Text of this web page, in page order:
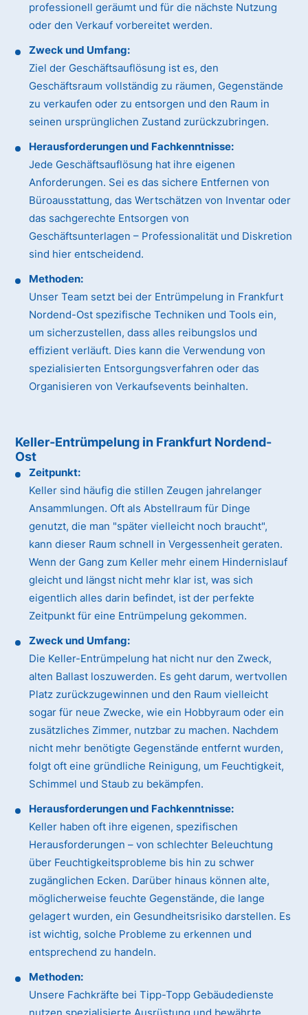
professionell geräumt und für die nächste Nutzung
oder den Verkauf vorbereitet werden.
Zweck und Umfang:
Ziel der Geschäftsauflösung ist es, den
Geschäftsraum vollständig zu räumen, Gegenstände
zu verkaufen oder zu entsorgen und den Raum in
seinen ursprünglichen Zustand zurückzubringen.
Herausforderungen und Fachkenntnisse:
Jede Geschäftsauflösung hat ihre eigenen
Anforderungen. Sei es das sichere Entfernen von
Büroausstattung, das Wertschätzen von Inventar oder
das sachgerechte Entsorgen von
Geschäftsunterlagen – Professionalität und Diskretion
sind hier entscheidend.
Methoden:
Unser Team setzt bei der Entrümpelung in Frankfurt
Nordend-Ost spezifische Techniken und Tools ein,
um sicherzustellen, dass alles reibungslos und
effizient verläuft. Dies kann die Verwendung von
spezialisierten Entsorgungsverfahren oder das
Organisieren von Verkaufsevents beinhalten.
Keller-Entrümpelung in Frankfurt Nordend-
Ost
Zeitpunkt:
Keller sind häufig die stillen Zeugen jahrelanger
Ansammlungen. Oft als Abstellraum für Dinge
genutzt, die man "später vielleicht noch braucht",
kann dieser Raum schnell in Vergessenheit geraten.
Wenn der Gang zum Keller mehr einem Hindernislauf
gleicht und längst nicht mehr klar ist, was sich
eigentlich alles darin befindet, ist der perfekte
Zeitpunkt für eine Entrümpelung gekommen.
Zweck und Umfang:
Die Keller-Entrümpelung hat nicht nur den Zweck,
alten Ballast loszuwerden. Es geht darum, wertvollen
Platz zurückzugewinnen und den Raum vielleicht
sogar für neue Zwecke, wie ein Hobbyraum oder ein
zusätzliches Zimmer, nutzbar zu machen. Nachdem
nicht mehr benötigte Gegenstände entfernt wurden,
folgt oft eine gründliche Reinigung, um Feuchtigkeit,
Schimmel und Staub zu bekämpfen.
Herausforderungen und Fachkenntnisse:
Keller haben oft ihre eigenen, spezifischen
Herausforderungen – von schlechter Beleuchtung
über Feuchtigkeitsprobleme bis hin zu schwer
zugänglichen Ecken. Darüber hinaus können alte,
möglicherweise feuchte Gegenstände, die lange
gelagert wurden, ein Gesundheitsrisiko darstellen. Es
ist wichtig, solche Probleme zu erkennen und
entsprechend zu handeln.
Methoden:
Unsere Fachkräfte bei Tipp-Topp Gebäudedienste